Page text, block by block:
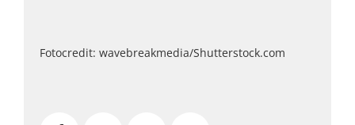
Fotocredit: wavebreakmedia/Shutterstock.com